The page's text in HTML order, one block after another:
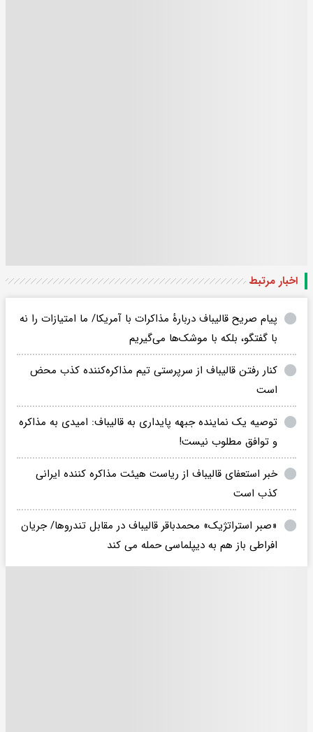
اخبار مرتبط
پیام صریح قالیباف دربارهٔ مذاکرات با آمریکا/ ما امتیازات را نه
با گفتگو، بلکه با موشک‌ها می‌گیریم
کنار رفتن قالیباف از سرپرستی تیم مذاکره‌کننده کذب محض
است
توصیه یک نماینده جبهه پایداری به قالیباف: امیدی به مذاکره
و توافق مطلوب نیست!
خبر استعفای قالیباف از ریاست هیئت مذاکره کننده ایرانی
کذب است
«صبر استراتژیک» محمدباقر قالیباف در مقابل تندروها/ جریان
افراطی باز هم به دیپلماسی حمله می کند